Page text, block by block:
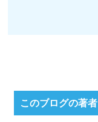
このブログの著者